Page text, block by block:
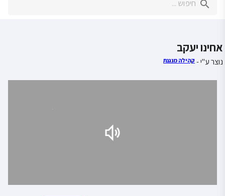
אחינו יעקב
נוצר ע"י - קהילה מנגנת